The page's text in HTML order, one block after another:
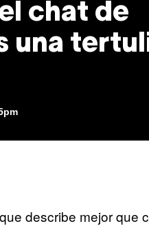
chat de
una
describe mejor que